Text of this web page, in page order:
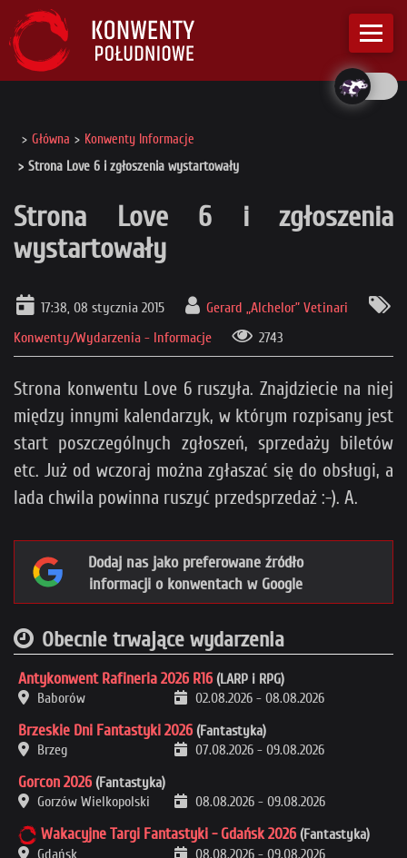
Główna
Konwenty Informacje
Strona Love 6 i zgłoszenia wystartowały
Strona Love 6 i zgłoszenia
wystartowały
17:38, 08 stycznia 2015
Gerard „Alchelor” Vetinari
Konwenty/Wydarzenia - Informacje
2743
Strona konwentu Love 6 ruszyła. Znajdziecie na niej
między innymi kalendarzyk, w którym rozpisany jest
start poszczególnych zgłoszeń, sprzedaży biletów
etc. Już od wczoraj można zgłaszać się do obsługi, a
lada chwila powinna ruszyć przedsprzedaż :-). A.
Dodaj nas jako preferowane źródło
informacji o konwentach w Google
Obecnie trwające wydarzenia
Antykonwent Rafineria 2026 R16 (LARP i RPG)
Baborów
02.08.2026 - 08.08.2026
Brzeskie Dni Fantastyki 2026 (Fantastyka)
Brzeg
07.08.2026 - 09.08.2026
Gorcon 2026 (Fantastyka)
Gorzów Wielkopolski
08.08.2026 - 09.08.2026
Wakacyjne Targi Fantastyki - Gdańsk 2026 (Fantastyka)
Gdańsk
08.08.2026 - 09.08.2026